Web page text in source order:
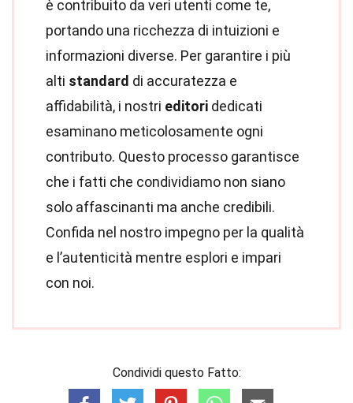
è contribuito da veri utenti come te,
portando una ricchezza di intuizioni e
informazioni diverse. Per garantire i più
alti standard di accuratezza e
affidabilità, i nostri editori dedicati
esaminano meticolosamente ogni
contributo. Questo processo garantisce
che i fatti che condividiamo non siano
solo affascinanti ma anche credibili.
Confida nel nostro impegno per la qualità
e l’autenticità mentre esplori e impari
con noi.
Condividi questo Fatto: